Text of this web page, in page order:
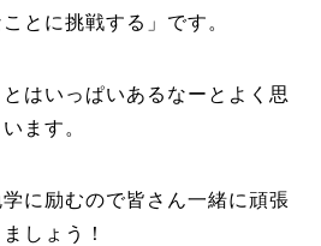
とに挑戦する」です。
はいっぱいあるなーとよく思
います。
に励むので皆さん一緒に頑張
ましょう！